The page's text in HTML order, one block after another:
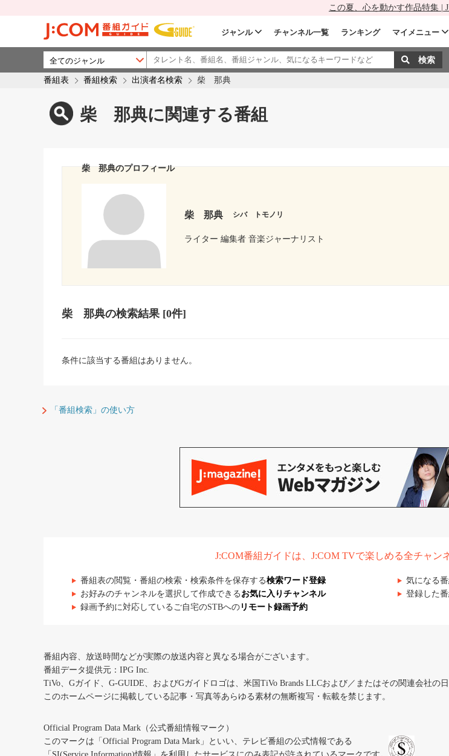
この夏、心を動かす作品特集 |
ジャンル チャンネル一覧 ランキング マイメニュー
番組表 番組検索 出演者名検索 柴 那典
柴 那典に関連する番組
柴 那典のプロフィール
柴 那典 シバ トモノリ
ライター 編集者 音楽ジャーナリスト
柴 那典の検索結果[0件]
条件に該当する番組はありません。
「番組検索」の使い方
J:COM番組ガイドは、J:COM TVで楽しめる全チャン
番組表の閲覧・番組の検索・検索条件を保存する検索ワード登録 気になる
お好みのチャンネルを選択して作成できる お気に入りチャンネル 登録した
録画予約に対応しているご自宅のSTBへの リモート録画予約
番組内容、放送時間などが実際の放送内容と異なる場合がございます。
番組データ提供元：IPG Inc.
TiVo、Gガイド、G-GUIDE、およびGガイドロゴは、米国TiVo Brands LLCおよび／またはその関連会社の
このホームページに掲載している記事・写真等あらゆる素材の無断複写・転載を禁じます。
Official Program Data Mark（公式番組情報マーク）
このマークは「Official Program Data Mark」といい、テレビ番組の公式情報である